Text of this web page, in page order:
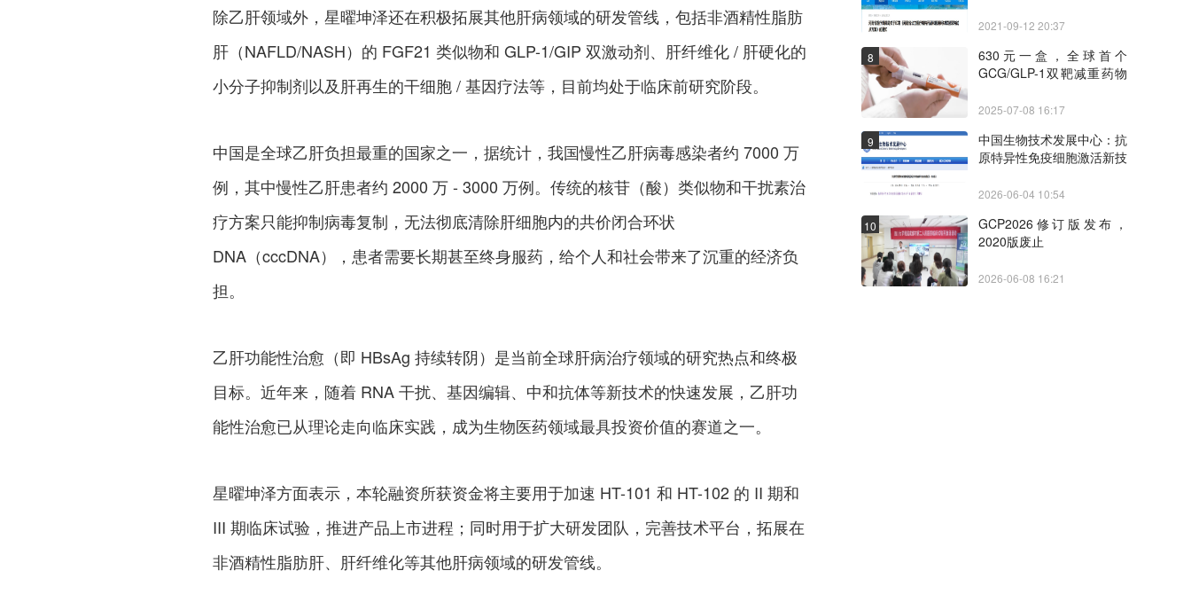
除乙肝领域外，星曜坤泽还在积极拓展其他肝病领域的研发管线，包括非酒精性脂肪
肝（NAFLD/NASH）的 FGF21 类似物和 GLP-1/GIP 双激动剂、肝纤维化 / 肝硬化的
小分子抑制剂以及肝再生的干细胞 / 基因疗法等，目前均处于临床前研究阶段。
中国是全球乙肝负担最重的国家之一，据统计，我国慢性乙肝病毒感染者约 7000 万
例，其中慢性乙肝患者约 2000 万 - 3000 万例。传统的核苷（酸）类似物和干扰素治
疗方案只能抑制病毒复制，无法彻底清除肝细胞内的共价闭合环状
DNA（cccDNA），患者需要长期甚至终身服药，给个人和社会带来了沉重的经济负
担。
乙肝功能性治愈（即 HBsAg 持续转阴）是当前全球肝病治疗领域的研究热点和终极
目标。近年来，随着 RNA 干扰、基因编辑、中和抗体等新技术的快速发展，乙肝功
能性治愈已从理论走向临床实践，成为生物医药领域最具投资价值的赛道之一。
星曜坤泽方面表示，本轮融资所获资金将主要用于加速 HT-101 和 HT-102 的 II 期和
III 期临床试验，推进产品上市进程；同时用于扩大研发团队，完善技术平台，拓展在
非酒精性脂肪肝、肝纤维化等其他肝病领域的研发管线。
2021-09-12 20:37
8
630元一盒，全球首个
GCG/GLP-1双靶减重药物
2025-07-08 16:17
9
中国生物技术发展中心：抗
原特异性免疫细胞激活新技
版）
2026-06-04 10:54
10
GCP2026修订版发布，
2020版废止
2026-06-08 16:21